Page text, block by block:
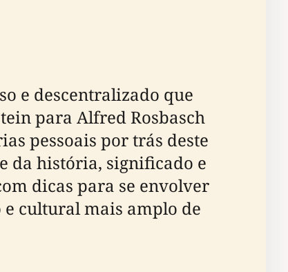
e descentralizado que
para Alfred Rosbasch
pessoais por trás deste
da história, significado e
dicas para se envolver
cultural mais amplo de